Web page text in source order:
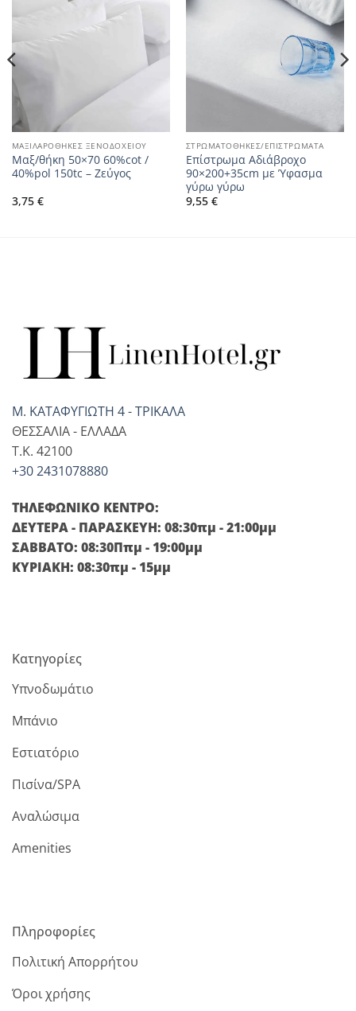
ΜΑΞΙΛΑΡΟΘΗΚΕΣ ΞΕΝΟΔΟΧΕΙΟΥ
Μαξ/θήκη 50×70 60%cot /
40%pol 150tc – Ζεύγος
3,75 €
ΣΤΡΩΜΑΤΟΘΗΚΕΣ/ΕΠΙΣΤΡΩΜΑΤΑ
Επίστρωμα Αδιάβροχο
90×200+35cm με Ύφασμα
γύρω γύρω
9,55 €
Μ. ΚΑΤΑΦΥΓΙΩΤΗ 4 - ΤΡΙΚΑΛΑ
ΘΕΣΣΑΛΙΑ - ΕΛΛΑΔΑ
T.K. 42100
+30 2431078880
ΤΗΛΕΦΩΝΙΚΟ ΚΕΝΤΡΟ:
ΔΕΥΤΕΡΑ - ΠΑΡΑΣΚΕΥΗ: 08:30πμ - 21:00μμ
ΣΑΒΒΑΤΟ: 08:30Ππμ - 19:00μμ
ΚΥΡΙΑΚΗ: 08:30πμ - 15μμ
Κατηγορίες
Υπνοδωμάτιο
Μπάνιο
Εστιατόριο
Πισίνα/SPA
Αναλώσιμα
Amenities
Πληροφορίες
Πολιτική Απορρήτου
Όροι χρήσης